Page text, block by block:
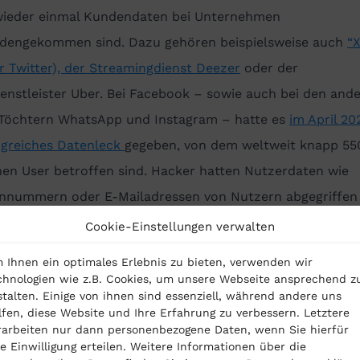
Cookie-Einstellungen verwalten
Ihnen ein optimales Erlebnis zu bieten, verwenden wir
wie z.B. Cookies, um unsere Webseite ansprechend
Einige von ihnen sind essenziell, während andere uns
diese Website und Ihre Erfahrung zu verbessern. Letztere
nur dann personenbezogene Daten, wenn Sie hierfür
Einwilligung erteilen. Weitere Informationen über die
einmal Kundendaten bei Unternehmen
sind. Dazu gehören beispielsweise auch
Twitter), der Streamingdienst Deezer oder der
Uber. Bei Facebook – sowie auch bei den
WhatsApp und Instagram – hatte es im April
Datenleck gegeben, von dem weltweit knapp
User betroffen sind. Hacker hatten Nutzerdaten wie
oder E-Mailadressen von Nutzern abgegriffen
veröffentlicht.
Umgang mit
nun an solche sensiblen User-Daten gelangen,
für Betrügereien oder Cyberangriffe nutzen.